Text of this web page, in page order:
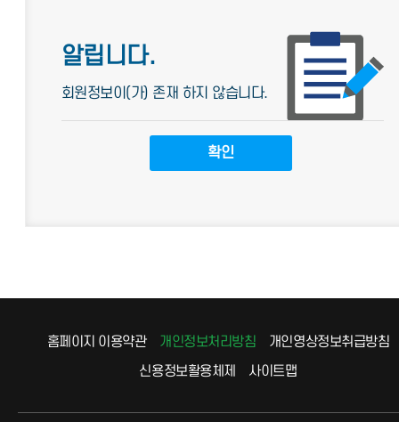
알립니다.
회원정보이(가) 존재 하지 않습니다.
홈페이지 이용약관 개인정보처리방침
개인영상정보취급방침
신용정보활용체제
사이트맵